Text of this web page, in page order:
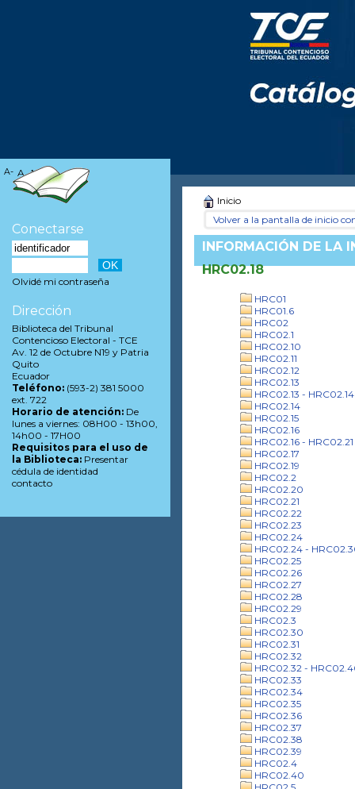
Inicio
Volver a la pantalla de inicio
INFORMACIÓN DE LA
HRC02.18
HRC01
HRC01.6
HRC02
HRC02.1
HRC02.10
HRC02.11
HRC02.12
HRC02.13
HRC02.13 - HRC02.14
HRC02.14
HRC02.15
HRC02.16
HRC02.16 - HRC02.21
HRC02.17
HRC02.19
HRC02.2
HRC02.20
HRC02.21
HRC02.22
HRC02.23
HRC02.24
HRC02.24 -
HRC02.25
HRC02.26
HRC02.27
HRC02.28
HRC02.29
HRC02.3
HRC02.30
HRC02.31
HRC02.32
HRC02.32 -
HRC02.33
HRC02.34
HRC02.35
HRC02.36
HRC02.37
HRC02.38
HRC02.39
HRC02.4
HRC02.40
A- A A+
Conectarse
Olvidé mi contraseña
Dirección
Biblioteca del Tribunal
Contencioso Electoral - TCE
Av. 12 de Octubre N19 y Patria
Quito
Ecuador
Teléfono: (593-2) 381 5000
ext. 722
Horario de atención: De
lunes a viernes: 08H00 - 13h00,
14h00 - 17H00
Requisitos para el uso de
la Biblioteca: Presentar
cédula de identidad
contacto